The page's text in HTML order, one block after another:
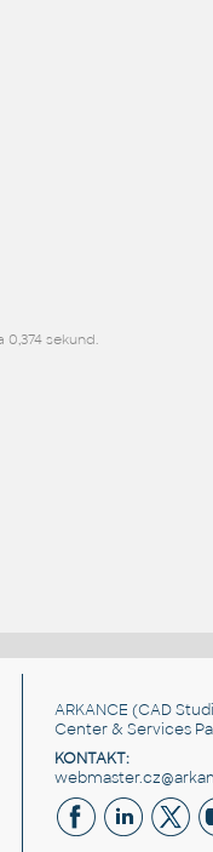
0,374 sekund.
ARKANCE (CAD
Center & Services
KONTAKT: